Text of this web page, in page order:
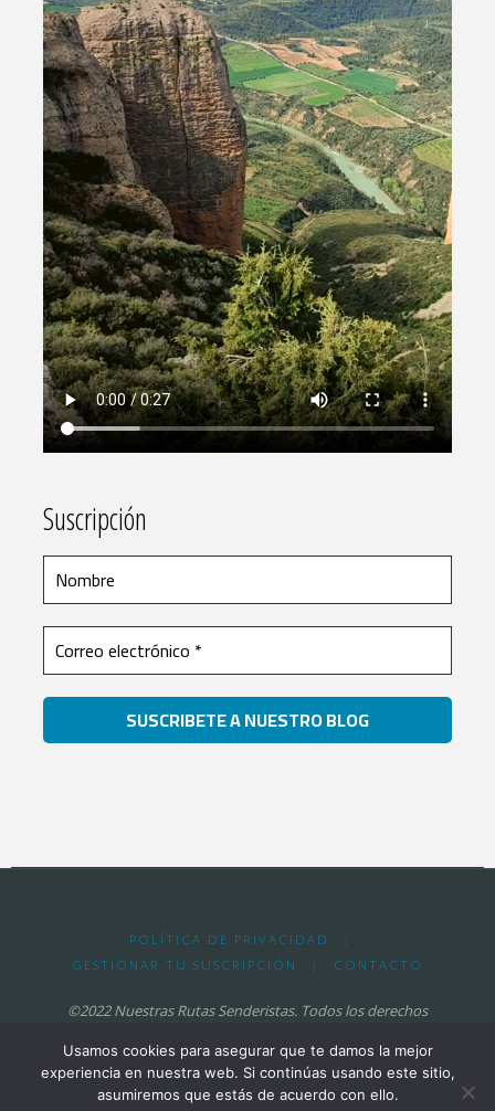
Suscripción
POLÍTICA DE PRIVACIDAD
GESTIONAR TU SUSCRIPCIÓN
CONTACTO
©2022 Nuestras Rutas Senderistas. Todos los derechos
Funciona conFluida&WordPress.
Usamos cookies para asegurar que te damos la mejor
experiencia en nuestra web. Si continúas usando este sitio,
asumiremos que estás de acuerdo con ello.